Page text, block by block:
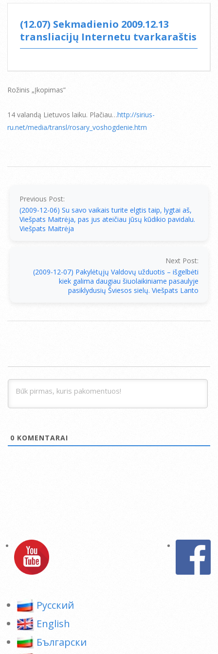
(12.07) Sekmadienio 2009.12.13
transliacijų Internetu tvarkaraštis
Rožinis „Įkopimas”
14 valandą Lietuvos laiku. Plačiau…http://sirius-
ru.net/media/transl/rosary_voshogdenie.htm
Previous Post:
(2009-12-06) Su savo vaikais turite elgtis taip, lygtai aš,
Viešpats Maitrėja, pas jus ateičiau jūsų kūdikio pavidalu.
Viešpats Maitrėja
Next Post:
(2009-12-07) Pakylėtųjų Valdovų užduotis – išgelbėti
kiek galima daugiau šiuolaikiniame pasaulyje
pasiklydusių Šviesos sielų. Viešpats Lanto
0 KOMENTARAI
Pусский
English
Български